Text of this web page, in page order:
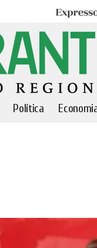
Expresso
Política